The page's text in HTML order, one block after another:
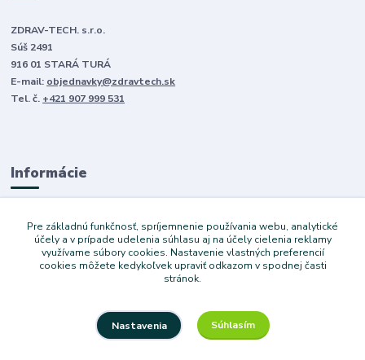
ZDRAV-TECH. s.r.o.
Súš 2491
916 01 STARÁ TURÁ
E-mail: objednavky@zdravtech.sk
Tel. č. +421 907 999 531
Informácie
O nás
Obchodné podmienky
Ochrana súkromia
Služby
Pre základnú funkčnosť, spríjemnenie používania webu, analytické
účely a v prípade udelenia súhlasu aj na účely cielenia reklamy
využívame súbory cookies. Nastavenie vlastných preferencií
cookies môžete kedykoľvek upraviť odkazom v spodnej časti
stránok.
Nastavenia Súhlasím